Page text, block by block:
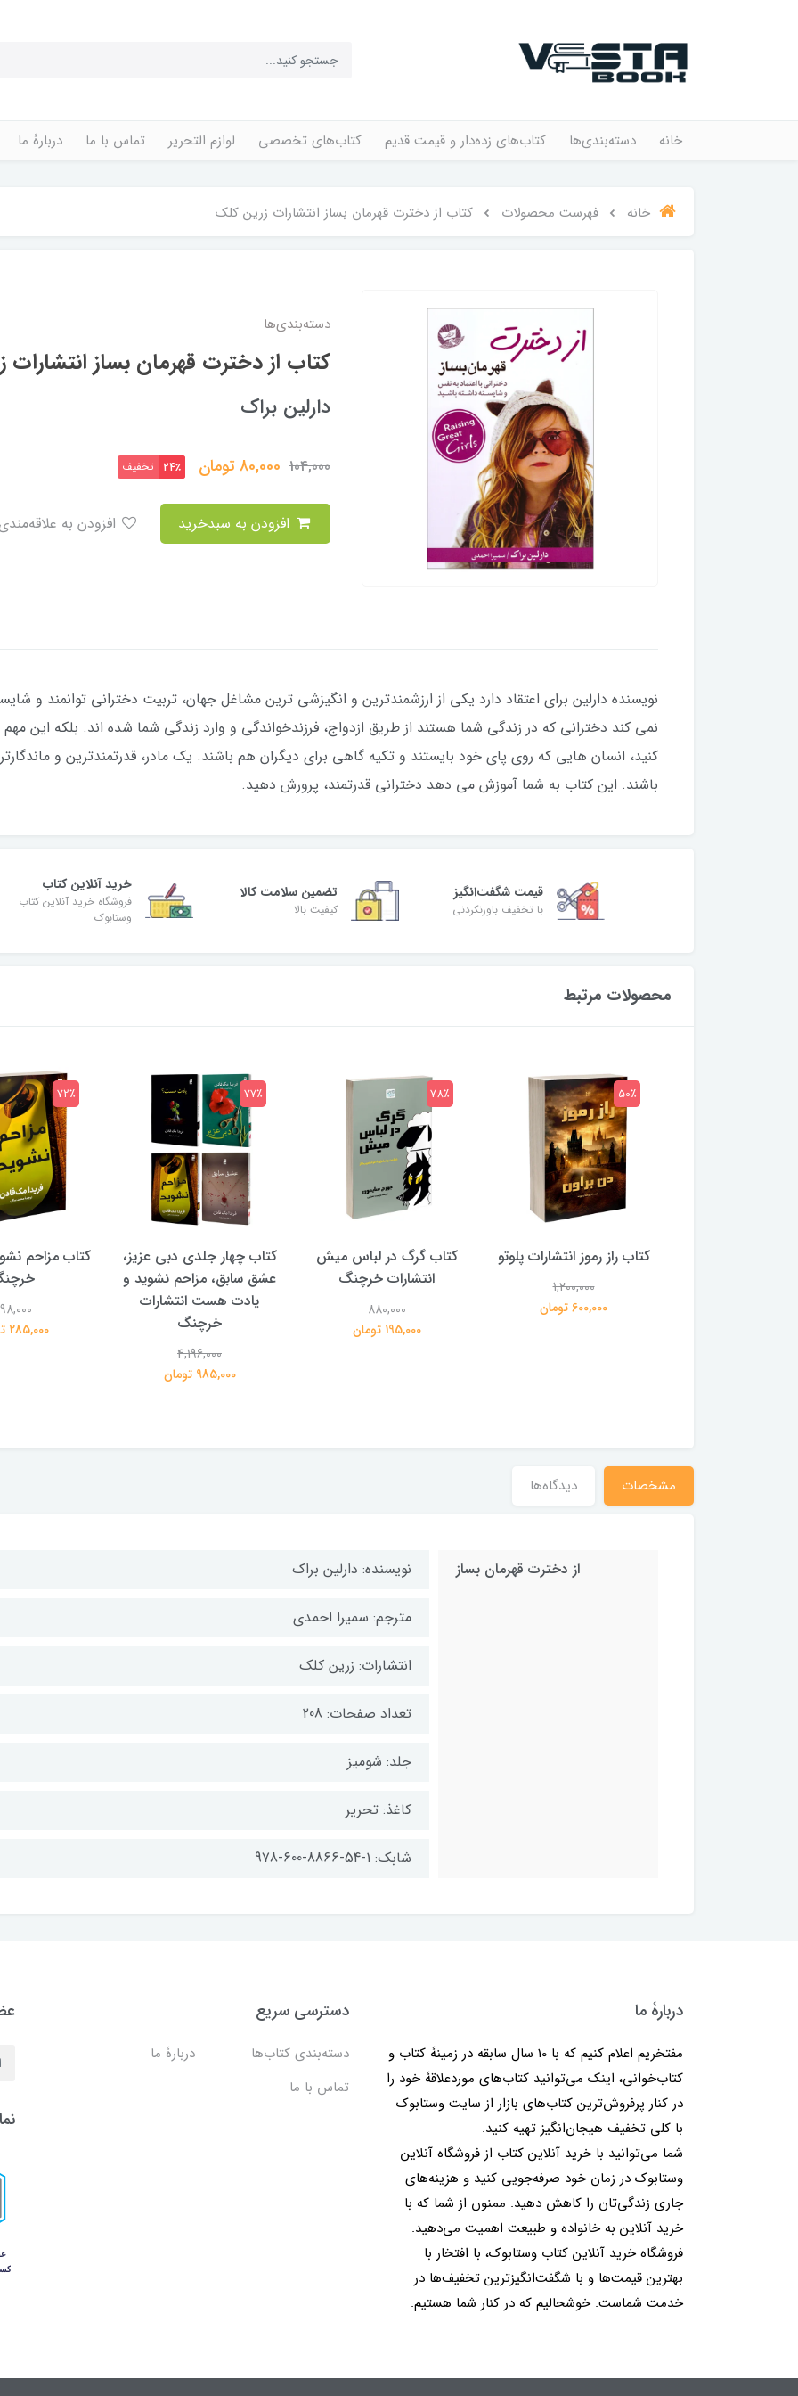
خانه دسته‌بندی‌ها کتاب‌های زده‌دار و قیمت قدیم کتاب‌های تخصصی لوازم التحریر تماس با ما دربارۀ ما
خانه فهرست محصولات کتاب از دخترت قهرمان بساز انتشارات زرین کلک
دسته‌بندی‌ها
کتاب از دخترت قهرمان بساز
دارلین براک
104,000
80,000تومان 24٪ تخفیف
نویسنده دارلین برای اعتقاد دارد یکی از ارزشمندترین و انگیزشی ترین مشاغل جهان، تربیت دخترانی توانمند و
نمی کند دخترانی که در زندگی شما هستند از طریق ازدواج، فرزندخواندگی و وارد زندگی شما شده اند. بلکه این
کنید، انسان هایی که روی پای خود بایستند و تکیه گاهی برای دیگران هم باشند. یک مادر، قدرتمندترین و
باشند. این کتاب به شما آموزش می دهد دخترانی قدرتمند، پرورش دهید.
قیمت شگفت‌انگیز
با تخفیف باورنکردنی
تضمین سلامت کالا
کیفیت بالا
خرید آنلاین کتاب
فروشگاه خرید آنلاین کتاب
وستابوک
محصولات مرتبط
کتاب راز رموز انتشارات پلوتو
1,200,000
600,000 تومان
50٪
کتاب گرگ در لباس میش
انتشارات خرچنگ
880,000
195,000 تومان
78٪
کتاب چهار جلدی دبی عزیز،
عشق سابق، مزاحم نشوید و
یادت هست انتشارات
خرچنگ
4,196,000
985,000 تومان
77٪
کتاب مزاحم
285,000 تومان
72٪
مشخصات دیدگاه‌ها
از دخترت قهرمان بساز نویسنده: دارلین براک
مترجم: سمیرا احمدی
انتشارات: زرین کلک
تعداد صفحات: 208
جلد: شومیز
کاغذ: تحریر
شابک: 1-54-8866-600-978
دربارۀ ما
مفتخریم اعلام کنیم که با 10 سال سابقه در زمینۀ کتاب و
کتاب‌خوانی، اینک می‌توانید کتاب‌های موردعلاقۀ خود را
در کنار پرفروش‌ترین کتاب‌های بازار از سایت وستابوک
با کلی تخفیف هیجان‌انگیز تهیه کنید.
شما می‌توانید با خرید آنلاین کتاب از فروشگاه آنلاین
وستابوک در زمان خود صرفه‌جویی کنید و هزینه‌های
جاری زندگی‌تان را کاهش دهید. ممنون از شما که با
خرید آنلاین به خانواده و طبیعت اهمیت می‌دهید.
فروشگاه خرید آنلاین کتاب وستابوک، با افتخار با
بهترین قیمت‌ها و با شگفت‌انگیزترین تخفیف‌ها در
خدمت شماست. خوشحالیم که در کنار شما هستیم.
دسترسی سریع
دسته‌بندی کتاب‌ها
دربارۀ ما
تماس با ما